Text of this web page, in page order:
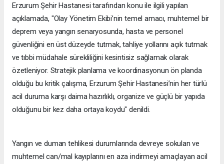
Erzurum Şehir Hastanesi tarafından konu ile ilgili yapılan
açıklamada, "Olay Yönetim Ekibi’nin temel amacı, muhtemel bir
deprem veya yangın senaryosunda, hasta ve personel
güvenliğini en üst düzeyde tutmak, tahliye yollarını açık tutmak
ve tıbbi müdahale sürekliliğini kesintisiz sağlamak olarak
özetleniyor. Stratejik planlama ve koordinasyonun ön planda
olduğu bu kritik çalışma, Erzurum Şehir Hastanesi’nin her türlü
acil duruma karşı daima hazırlıklı, organize ve güçlü bir yapıda
olduğunu bir kez daha ortaya koydu" denildi.
Yangın ve duman tehlikesi durumlarında devreye sokulan ve
muhtemel can/mal kayıplarını en aza indirmeyi amaçlayan acil